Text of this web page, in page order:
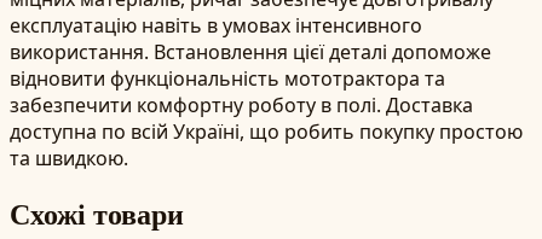
експлуатацію навіть в умовах інтенсивного
використання. Встановлення цієї деталі допоможе
відновити функціональність мототрактора та
забезпечити комфортну роботу в полі. Доставка
доступна по всій Україні, що робить покупку простою
та швидкою.
Схожі товари